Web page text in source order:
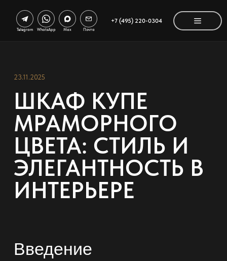
+7 (495) 220-0304
Telegram WhatsApp Max Почта
23.11.2025
ШКАФ КУПЕ
МРАМОРНОГО
ЦВЕТА: СТИЛЬ И
ЭЛЕГАНТНОСТЬ В
ИНТЕРЬЕРЕ
Введение